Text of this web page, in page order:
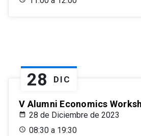
28 DIC
V Alumni Economics
28 de Diciembre de 2023
08:30 a 19:30